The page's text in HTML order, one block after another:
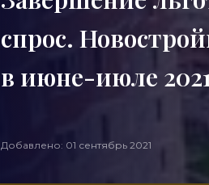
спрос.
в июне-июле
Добавлено: 01 сентябрь 2021